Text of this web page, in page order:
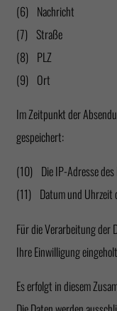
(6) Nachricht
(7) Straße
(8) PLZ
(9) Ort
Im Zeitpunkt der
gespeichert:
(10) Die IP-Adresse des
(11) Datum und Uhrzeit
Für die Verarbeitung der
Ihre Einwilligung
Es erfolgt in diesem